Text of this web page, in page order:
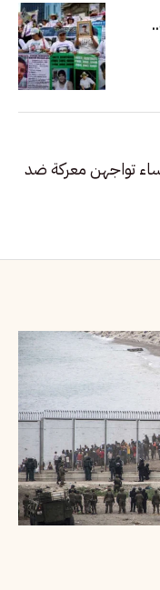
تواجهن معركة ضد